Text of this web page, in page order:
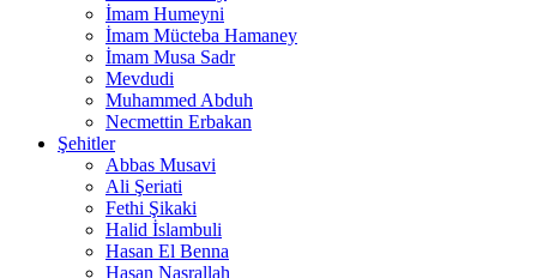
İmam Humeyni
İmam Mücteba Hamaney
İmam Musa Sadr
Mevdudi
Muhammed Abduh
Necmettin Erbakan
Şehitler
Abbas Musavi
Ali Şeriati
Fethi Şikaki
Halid İslambuli
Hasan El Benna
Hasan Nasrallah